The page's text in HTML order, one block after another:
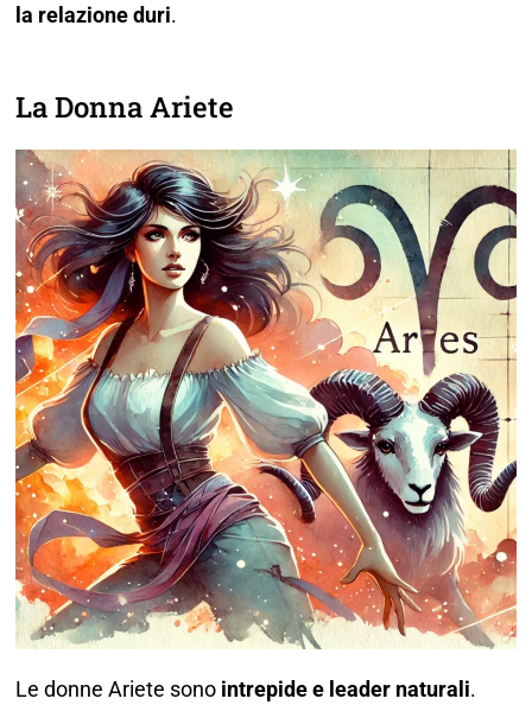
la relazione duri.
La Donna Ariete
Le donne Ariete sono intrepide e leader naturali.